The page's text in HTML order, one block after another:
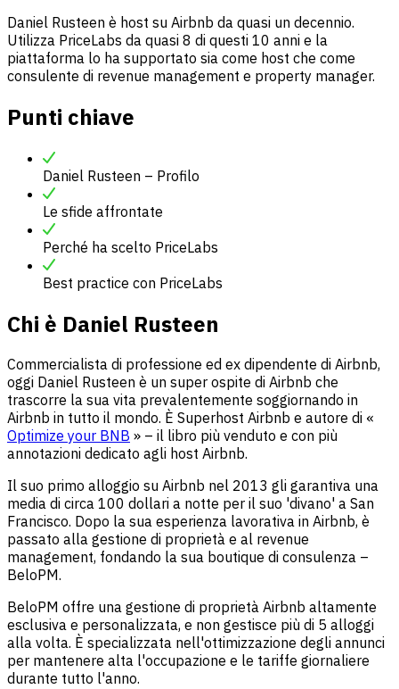
Daniel Rusteen è host su Airbnb da quasi un decennio.
Utilizza PriceLabs da quasi 8 di questi 10 anni e la
piattaforma lo ha supportato sia come host che come
consulente di revenue management e property manager.
Punti chiave
Daniel Rusteen – Profilo
Le sfide affrontate
Perché ha scelto PriceLabs
Best practice con PriceLabs
Chi è Daniel Rusteen
Commercialista di professione ed ex dipendente di Airbnb,
oggi Daniel Rusteen è un super ospite di Airbnb che
trascorre la sua vita prevalentemente soggiornando in
Airbnb in tutto il mondo. È Superhost Airbnb e autore di «
Optimize your BNB » – il libro più venduto e con più
annotazioni dedicato agli host Airbnb.
Il suo primo alloggio su Airbnb nel 2013 gli garantiva una
media di circa 100 dollari a notte per il suo 'divano' a San
Francisco. Dopo la sua esperienza lavorativa in Airbnb, è
passato alla gestione di proprietà e al revenue
management, fondando la sua boutique di consulenza –
BeloPM.
BeloPM offre una gestione di proprietà Airbnb altamente
esclusiva e personalizzata, e non gestisce più di 5 alloggi
alla volta. È specializzata nell'ottimizzazione degli annunci
per mantenere alta l'occupazione e le tariffe giornaliere
durante tutto l'anno.